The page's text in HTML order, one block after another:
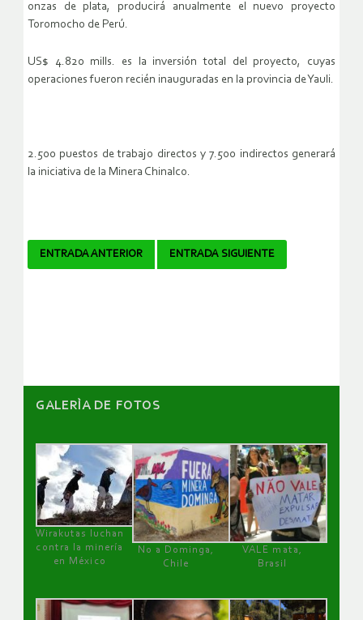
onzas de plata, producirá anualmente el nuevo proyecto
Toromocho de Perú.
US$ 4.820 mills. es la inversión total del proyecto, cuyas
operaciones fueron recién inauguradas en la provincia de Yauli.
2.500 puestos de trabajo directos y 7.500 indirectos generará
la iniciativa de la Minera Chinalco.
Navegador
ENTRADA ANTERIOR ENTRADA SIGUIENTE
GALERÌA DE FOTOS
Wirakutas luchan
contra la minería
en México
No a Dominga,
Chile
VALE mata,
Brasil